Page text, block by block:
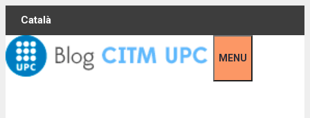
Skip
content
Català
MENU